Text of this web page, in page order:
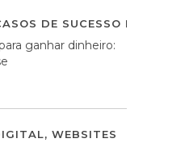
DE SUCESSO DE
ganhar dinheiro:
, WEBSITES